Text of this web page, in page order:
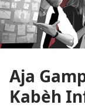
Aja
Kabèh